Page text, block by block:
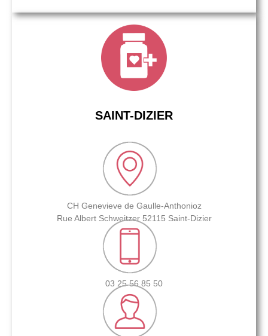
SAINT-DIZIER
CH Genevieve de Gaulle-Anthonioz
Rue Albert Schweitzer 52115 Saint-Dizier
03 25 56 85 50